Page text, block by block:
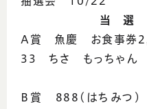
当 選
A賞 魚慶 お食事券
33 ちさ もっちゃ
B賞 888(はちみつ